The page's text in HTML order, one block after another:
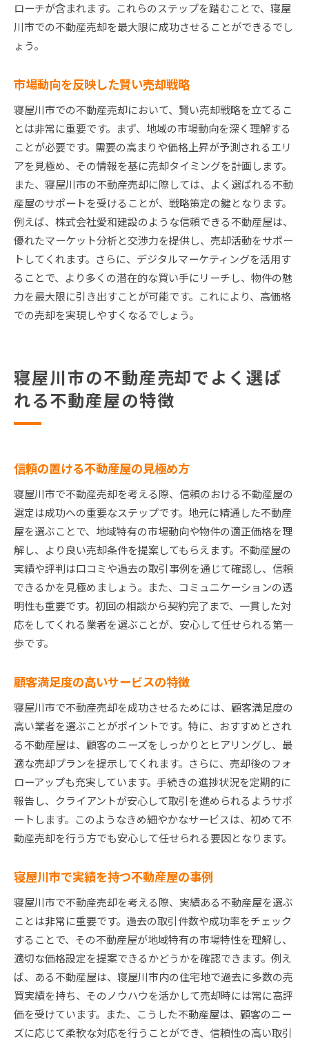
ローチが含まれます。これらのステップを踏むことで、寝屋
川市での不動産売却を最大限に成功させることができるでし
ょう。
市場動向を反映した賢い売却戦略
寝屋川市での不動産売却において、賢い売却戦略を立てるこ
とは非常に重要です。まず、地域の市場動向を深く理解する
ことが必要です。需要の高まりや価格上昇が予測されるエリ
アを見極め、その情報を基に売却タイミングを計画します。
また、寝屋川市の不動産売却に際しては、よく選ばれる不動
産屋のサポートを受けることが、戦略策定の鍵となります。
例えば、株式会社愛和建設のような信頼できる不動産屋は、
優れたマーケット分析と交渉力を提供し、売却活動をサポー
トしてくれます。さらに、デジタルマーケティングを活用す
ることで、より多くの潜在的な買い手にリーチし、物件の魅
力を最大限に引き出すことが可能です。これにより、高価格
での売却を実現しやすくなるでしょう。
寝屋川市の不動産売却でよく選ば
れる不動産屋の特徴
信頼の置ける不動産屋の見極め方
寝屋川市で不動産売却を考える際、信頼のおける不動産屋の
選定は成功への重要なステップです。地元に精通した不動産
屋を選ぶことで、地域特有の市場動向や物件の適正価格を理
解し、より良い売却条件を提案してもらえます。不動産屋の
実績や評判は口コミや過去の取引事例を通じて確認し、信頼
できるかを見極めましょう。また、コミュニケーションの透
明性も重要です。初回の相談から契約完了まで、一貫した対
応をしてくれる業者を選ぶことが、安心して任せられる第一
歩です。
顧客満足度の高いサービスの特徴
寝屋川市で不動産売却を成功させるためには、顧客満足度の
高い業者を選ぶことがポイントです。特に、おすすめとされ
る不動産屋は、顧客のニーズをしっかりとヒアリングし、最
適な売却プランを提示してくれます。さらに、売却後のフォ
ローアップも充実しています。手続きの進捗状況を定期的に
報告し、クライアントが安心して取引を進められるようサポ
ートします。このようなきめ細やかなサービスは、初めて不
動産売却を行う方でも安心して任せられる要因となります。
寝屋川市で実績を持つ不動産屋の事例
寝屋川市で不動産売却を考える際、実績ある不動産屋を選ぶ
ことは非常に重要です。過去の取引件数や成功率をチェック
することで、その不動産屋が地域特有の市場特性を理解し、
適切な価格設定を提案できるかどうかを確認できます。例え
ば、ある不動産屋は、寝屋川市内の住宅地で過去に多数の売
買実績を持ち、そのノウハウを活かして売却時には常に高評
価を受けています。また、こうした不動産屋は、顧客のニー
ズに応じて柔軟な対応を行うことができ、信頼性の高い取引